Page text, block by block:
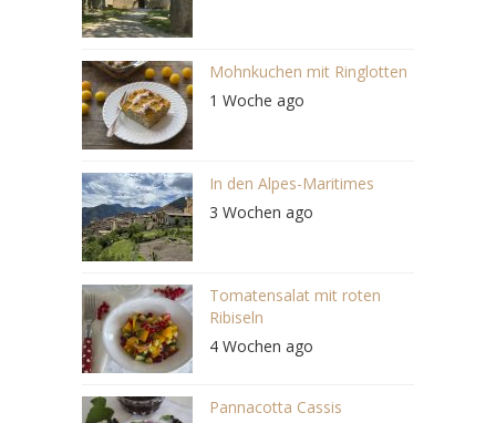
Mohnkuchen mit Ringlotten
1 Woche ago
In den Alpes-Maritimes
3 Wochen ago
Tomatensalat mit roten
Ribiseln
4 Wochen ago
Pannacotta Cassis